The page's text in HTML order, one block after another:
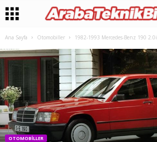
Ana Sayfa Otomobiller 1982-1993 Mercedes-Benz 190 2.0i
OTOMOBILLER